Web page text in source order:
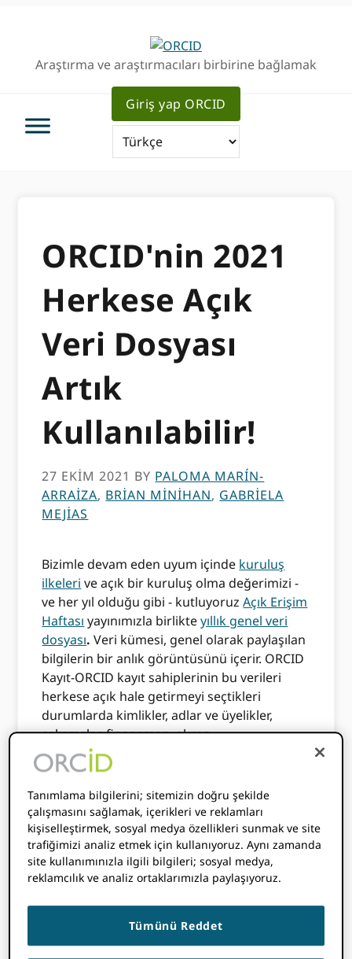
Araştırma ve araştırmacıları birbirine bağlamak
Giriş yap ORCID
ORCID'nin 2021
Herkese Açık
Veri Dosyası
Artık
Kullanılabilir!
27 EKIM 2021 BY PALOMA MARÍN-
ARRAIZA, BRIAN MINIHAN, GABRIELA
MEJIAS
Bizimle devam eden uyum içinde kuruluş
ilkeleri ve açık bir kuruluş olma değerimizi -
ve her yıl olduğu gibi - kutluyoruzAçık Erişim
Haftası yayınımızla birlikteyıllık genel veri
dosyası.Veri kümesi, genel olarak paylaşılan
bilgilerin bir anlık görüntüsünü içerir. ORCID
Kayıt-ORCID kayıt sahiplerinin bu verileri
herkese açık hale getirmeyi seçtikleri
durumlarda kimlikler, adlar ve üyelikler,
çalışmalar, finansman, akran
değerlendirmesi ve daha fazlası hakkında
bilgiler. Dosya herkesin kullanımına açıktır ve
birCC0 feragat.
Dosya araştırma için birincil kaynak olarak
kullanılabilir. Dosyanın bilinen kullanım
durumları şunları içerir:Dünya Çapında
Araştırma Haritasıliderliğindeki bir proje
Tanımlama bilgilerini; sitemizin doğru şekilde
çalışmasını sağlamak, içerikleri ve reklamları
kişiselleştirmek, sosyal medya özellikleri sunmak ve site
trafiğimizi analiz etmek için kullanıyoruz. Aynı zamanda
site kullanımınızla ilgili bilgileri; sosyal medya,
reklamcılık ve analiz ortaklarımızla paylaşıyoruz.
Tümünü Reddet